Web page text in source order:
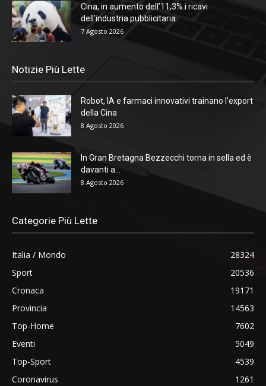
Cina, in aumento dell’11,3% i ricavi
dell’industria pubblicitaria
7 Agosto 2026
Notizie Più Lette
Robot, IA e farmaci innovativi trainano l’export
della Cina
8 Agosto 2026
In Gran Bretagna Bezzecchi torna in sella ed è
davanti a...
8 Agosto 2026
Categorie Più Lette
Italia / Mondo
28324
Sport
20536
Cronaca
19171
Provincia
14563
Top-Home
7602
Eventi
5049
Top-Sport
4539
Coronavirus
1261